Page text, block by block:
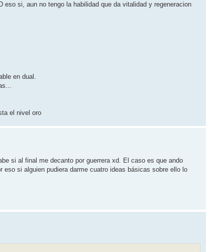
si, aun no tengo la habilidad que da vitalidad y regeneracion
en dual.
el nivel oro
si al final me decanto por guerrera xd. El caso es que ando
si alguien pudiera darme cuatro ideas básicas sobre ello lo